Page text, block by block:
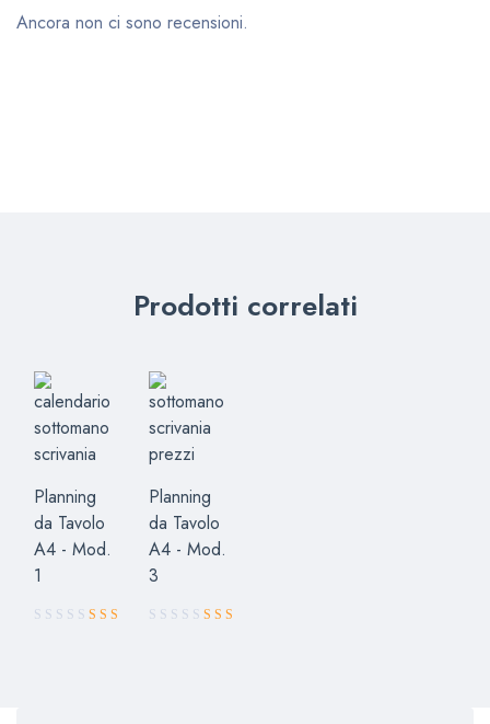
Ancora non ci sono recensioni.
Prodotti correlati
Planning
da Tavolo
A4 - Mod.
1
Valutato
Planning
da Tavolo
A4 - Mod.
3